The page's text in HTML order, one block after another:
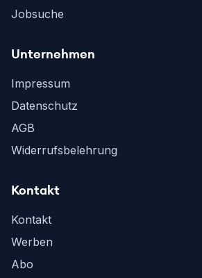
Jobsuche
Unternehmen
Impressum
Datenschutz
AGB
Widerrufsbelehrung
Kontakt
Kontakt
Werben
Abo